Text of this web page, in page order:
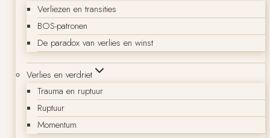
Verliezen en transities
BOS-patronen
De paradox van verlies en winst
Verlies en verdriet
Trauma en ruptuur
Ruptuur
Momentum